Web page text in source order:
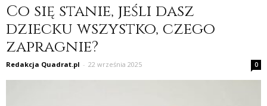
Co się stanie, jeśli dasz
dziecku wszystko, czego
zapragnie?
Redakcja Quadrat.pl - 22 września 2025 0